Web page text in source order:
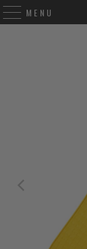
MENU